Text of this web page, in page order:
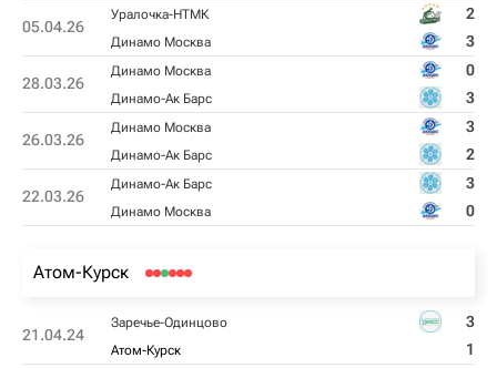
05.04.26
Уралочка-НТМК 2
Динамо Москва 3
28.03.26
Динамо Москва 0
Динамо-Ак Барс 3
26.03.26
Динамо Москва 3
Динамо-Ак Барс 2
22.03.26
Динамо-Ак Барс 3
Динамо Москва 0
Атом-Курск
21.04.24
Заречье-Одинцово 3
Атом-Курск 1